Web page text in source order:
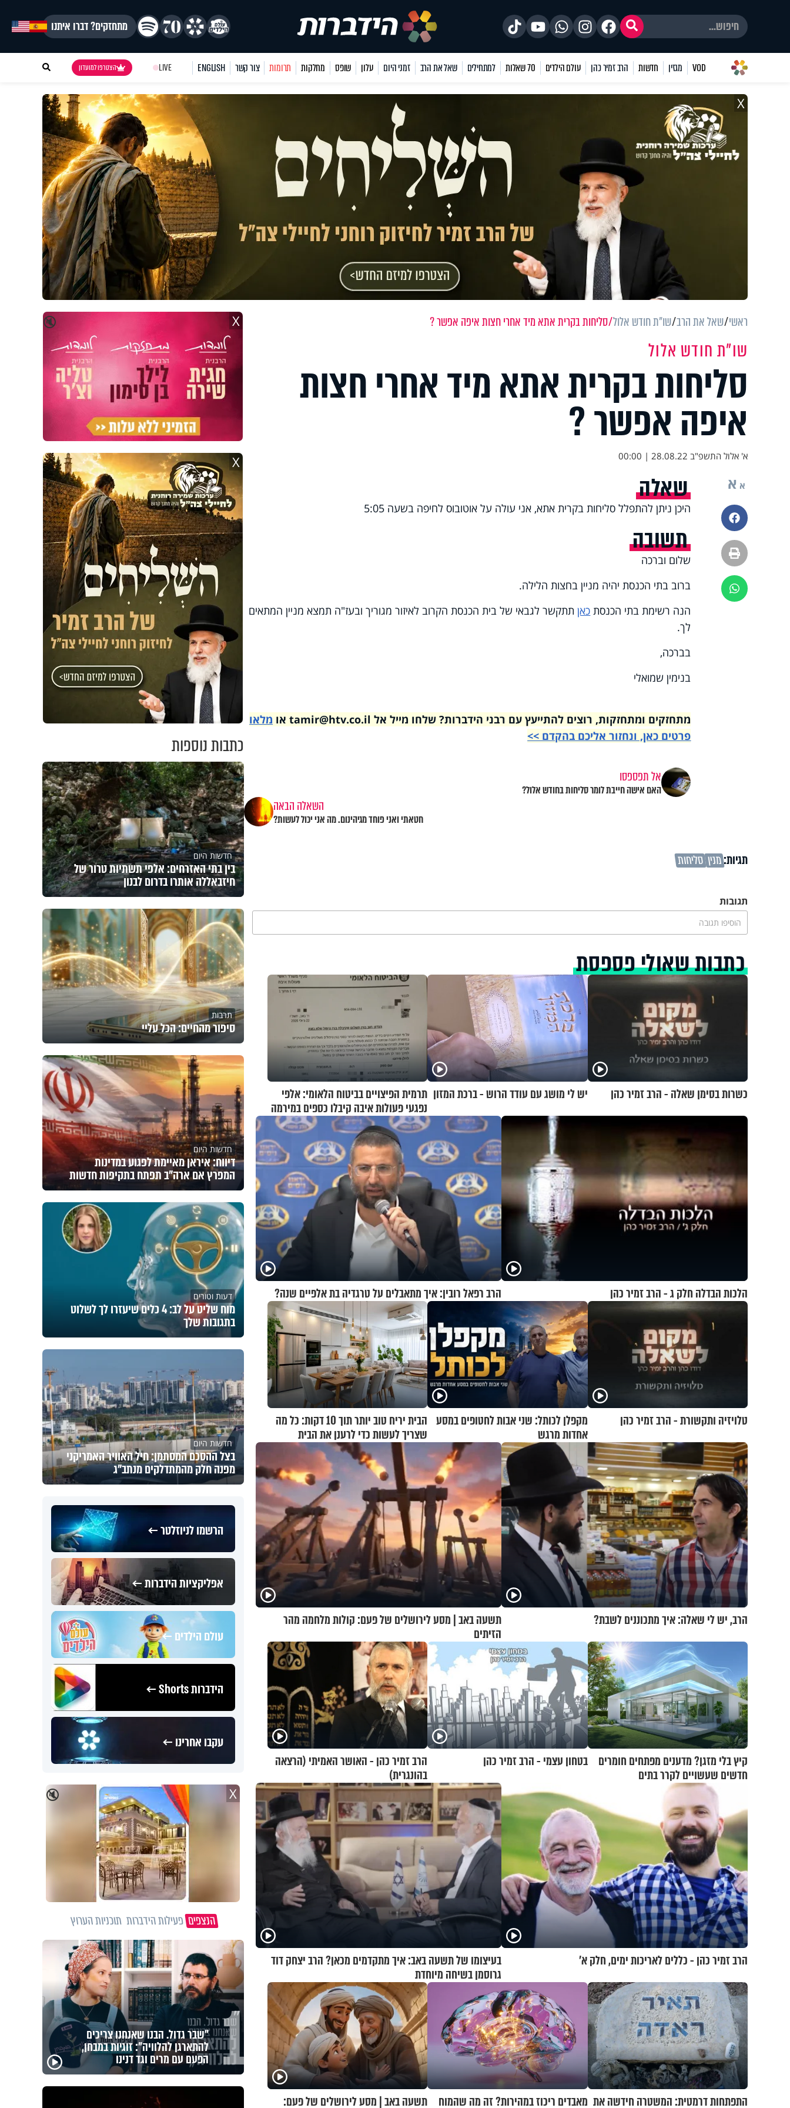
מתחזקים? דברו איתנו
VOD מגזין חדשות הרב זמיר כהן עולם הילדים 70 שאלות למתחילים שאל את הרב זמני היום עלון שופס מחלקות תרומות צור קשר ENGLISH
LIVE הצטרפו למועדון
X
ראשי שאל את הרב שו"ת חודש אלול סליחות בקרית אתא מיד אחרי חצות איפה אפשר ?
שו"ת חודש אלול
סליחות בקרית אתא מיד אחרי חצות
איפה אפשר ?
א' אלול התשפ"ב 28.08.22 | 00:00
א א
פייסבוק
הדפסה
ווטסאפ
שאלה
היכן ניתן להתפלל סליחות בקרית אתא, אני עולה על אוטובוס לחיפה בשעה 5:05
תשובה
שלום וברכה
ברוב בתי הכנסת יהיה מניין בחצות הלילה.
הנה רשימת בתי הכנסת כאןתתקשר לגבאי של בית הכנסת הקרוב לאיזור מגוריך ובעז"ה תמצא מניין המתאים
לך.
בברכה,
בנימין שמואלי
מתחזקים ומתחזקות, רוצים להתייעץ עם רבני הידברות? שלחו מייל אל tamir@htv.co.il או
מלאו
פרטים כאן, ונחזור אליכם בהקדם >>
אל תפספסו
האם אישה חייבת לומר סליחות בחודש אלול?
השאלה הבאה
חטאתי ואני פוחד מגיהינום. מה אני יכול לעשות?
תגיות:מנין סליחות
תגובות
הוסיפו תגובה
כתבות שאולי פספסת
כשרות בסימן שאלה - הרב זמיר כהן יש לי מושג עם עודד הרוש - ברכת המזון תרמית הפיצויים בביטוח הלאומי: אלפי
נפגעי פעולות איבה קיבלו כספים במירמה
הלכות הבדלה חלק ג - הרב זמיר כהן הרב רפאל רובין: איך מתאבלים על טרגדיה בת אלפיים שנה?
טלויזיה ותקשורת - הרב זמיר כהן
מקפלן לכותל: שני אבות לחטופים במסע
אחדות מרגש
הבית יריח טוב יותר תוך 10 דקות: כל מה
שצריך לעשות כדי לרענן את הבית
הרב, יש לי שאלה: איך מתכוננים לשבת?
תשעה באב | מסע לירושלים של פעם: קולות מלחמה מהר
הזיתים
קיץ בלי מזגן? מדענים מפתחים חומרים
חדשים שעשויים לקרר בתים
בטחון עצמי - הרב זמיר כהן
הרב זמיר כהן - האושר האמיתי (הרצאה
בהונגרית)
הרב זמיר כהן - כללים לאריכות ימים, חלק א’
בעיצומו של תשעה באב: איך מתקדמים מכאן? הרב יצחק דוד
גרוסמן בשיחה מיוחדת
התפתחות דרמטית: המשטרה חידשה את מאבדים ריכוז במהירות? זה מה שהמוח
תשעה באב | מסע לירושלים של פעם:
🔇 X
X
כתבות נוספות
חדשות היום
בין בתי האזרחים: אלפי תשתיות טרור של
חיזבאללה אותרו בדרום לבנון
תרבות
סיפור מהחיים: הכל עליי
חדשות היום
דיווח: איראן מאיימת לפגוע במדינות
המפרץ אם ארה"ב תפתח בתקיפות חדשות
דעות וטורים
מוח שליט על לב: 4 כלים שיעזרו לך לשלוט
בתגובות שלך
חדשות היום
בצל ההסכם המסתמן: חיל האוויר האמריקני
מפנה חלק מהמתדלקים מנתב"ג
הרשמו לניוזלטר ←
אפליקציות הידברות ←
עולם הילדים ←
הידברות Shorts ←
עקבו אחרינו ←
🔇 X
הנצפיםפעילות הידברות תוכניות הערוץ
1 לזיווגים, שלום בית וישועות: המשדר
העולמי של ט"ו באב